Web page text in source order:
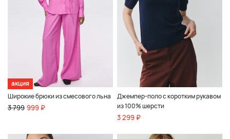
акция
Широкие брюки из смесового льна
3 799 999 ₽
Джемпер-поло с коротким рукавом
из 100% шерсти
3 299 ₽